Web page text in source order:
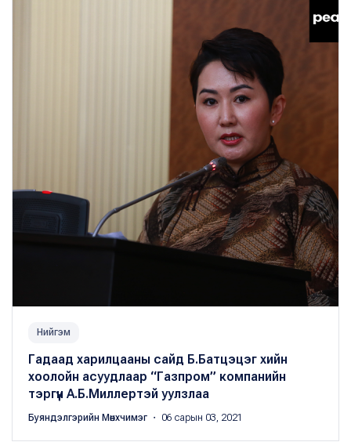
Нийгэм
Гадаад харилцааны сайд Б.Батцэцэг хийн
хоолойн асуудлаар “Газпром” компанийн
тэргүүн А.Б.Миллертэй уулзлаа
Буяндэлгэрийн Мөнхчимэг ・ 06 сарын 03, 2021